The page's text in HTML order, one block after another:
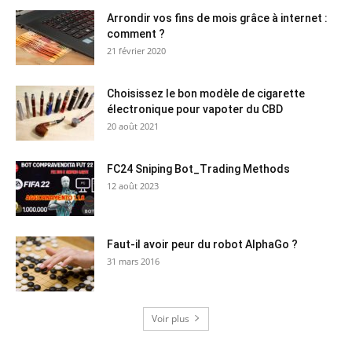
Arrondir vos fins de mois grâce à internet :
comment ?
21 février 2020
Choisissez le bon modèle de cigarette
électronique pour vapoter du CBD
20 août 2021
FC24 Sniping Bot_Trading Methods
12 août 2023
Faut-il avoir peur du robot AlphaGo ?
31 mars 2016
Voir plus